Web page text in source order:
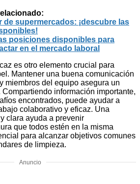
de supermercados: ¡descubre las
posiciones disponibles para
en el mercado laboral
es otro elemento crucial para
Mantener una buena comunicación
miembros del equipo asegura un
Compartiendo información importante,
encontrados, puede ayudar a
colaborativo y eficaz. Una
clara ayuda a prevenir
que todos estén en la misma
para alcanzar objetivos comunes
de limpieza.
Anuncio